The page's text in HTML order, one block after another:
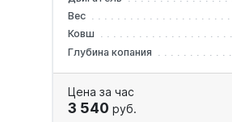
Вес
Ковш
Глубина копания
Цена за час
3 540 руб.